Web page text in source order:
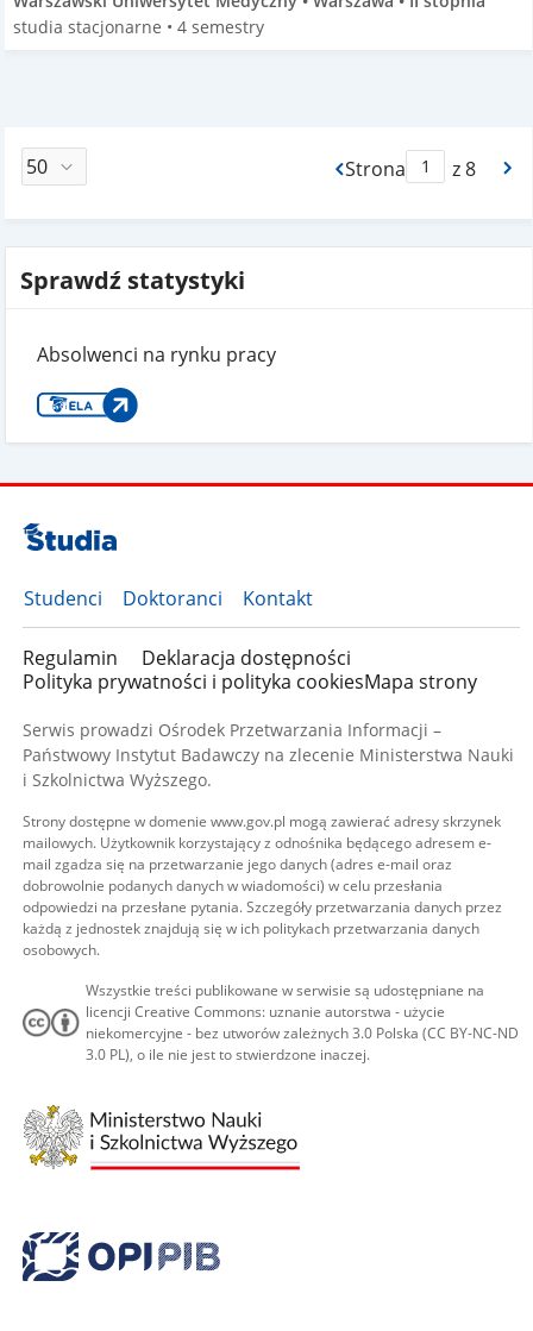
studia stacjonarne • 4 semestry
Strona
Max Stronaz 8
Sprawdź statystyki
Absolwenci na rynku pracy
Studenci Doktoranci Kontakt
Regulamin
Deklaracja dostępności
Polityka prywatności i polityka cookiesMapa strony
Serwis prowadzi Ośrodek Przetwarzania Informacji –
Państwowy Instytut Badawczy na zlecenie Ministerstwa Nauki
i Szkolnictwa Wyższego.
Strony dostępne w domenie www.gov.pl mogą zawierać adresy skrzynek
mailowych. Użytkownik korzystający z odnośnika będącego adresem e-
mail zgadza się na przetwarzanie jego danych (adres e-mail oraz
dobrowolnie podanych danych w wiadomości) w celu przesłania
odpowiedzi na przesłane pytania. Szczegóły przetwarzania danych przez
każdą z jednostek znajdują się w ich politykach przetwarzania danych
osobowych.
Wszystkie treści publikowane w serwisie są udostępniane na
licencji Creative Commons: uznanie autorstwa - użycie
niekomercyjne - bez utworów zależnych 3.0 Polska (CC BY-NC-ND
3.0 PL), o ile nie jest to stwierdzone inaczej.